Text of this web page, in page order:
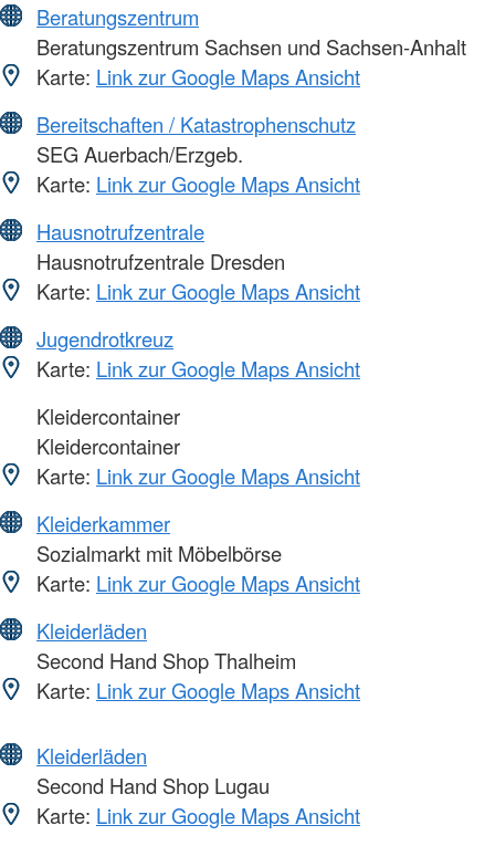
Beratungszentrum
Beratungszentrum Sachsen und Sachsen-Anhalt
Karte: Link zur Google Maps Ansicht
Bereitschaften / Katastrophenschutz
SEG Auerbach/Erzgeb.
Karte: Link zur Google Maps Ansicht
Hausnotrufzentrale
Hausnotrufzentrale Dresden
Karte: Link zur Google Maps Ansicht
Jugendrotkreuz
Karte: Link zur Google Maps Ansicht
Kleidercontainer
Kleidercontainer
Karte: Link zur Google Maps Ansicht
Kleiderkammer
Sozialmarkt mit Möbelbörse
Karte: Link zur Google Maps Ansicht
Kleiderläden
Second Hand Shop Thalheim
Karte: Link zur Google Maps Ansicht
Kleiderläden
Second Hand Shop Lugau
Karte: Link zur Google Maps Ansicht